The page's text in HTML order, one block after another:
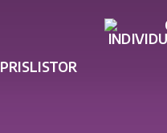
PRISLISTOR